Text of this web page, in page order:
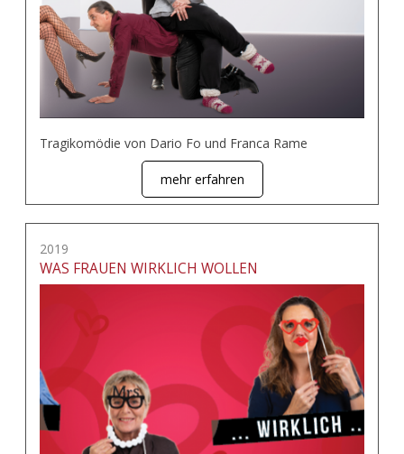
Tragikomödie von Dario Fo und Franca Rame
mehr erfahren
2019
WAS FRAUEN WIRKLICH WOLLEN